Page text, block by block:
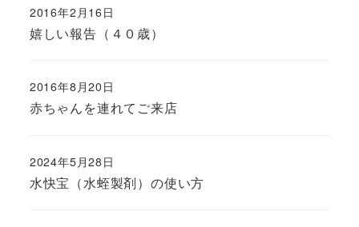
嬉しい報告（４０歳）
2016年2月16日
赤ちゃんを連れてご来店
2016年8月20日
水快宝（水蛭製剤）の使い方
2024年5月28日